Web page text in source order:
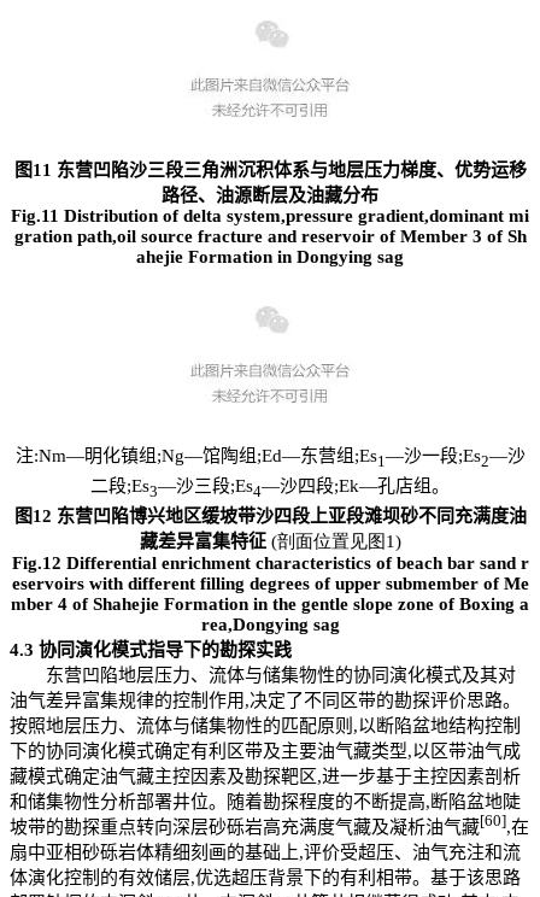
图11 东营凹陷沙三段三角洲沉积体系与地层压力梯度、优势运移
路径、油源断层及油藏分布
Fig.11 Distribution of delta system,pressure gradient,dominant mi
gration path,oil source fracture and reservoir of Member 3 of Sh
ahejie Formation in Dongying sag
注:Nm—明化镇组;Ng—馆陶组;Ed—东营组;Es1—沙一段;Es2—沙
二段;Es3—沙三段;Es4—沙四段;Ek—孔店组。
图12 东营凹陷博兴地区缓坡带沙四段上亚段滩坝砂不同充满度油
藏差异富集特征 (剖面位置见图1)
Fig.12 Differential enrichment characteristics of beach bar sand r
eservoirs with different filling degrees of upper submember of Me
mber 4 of Shahejie Formation in the gentle slope zone of Boxing a
rea,Dongying sag
4.3 协同演化模式指导下的勘探实践
东营凹陷地层压力、流体与储集物性的协同演化模式及其对
油气差异富集规律的控制作用,决定了不同区带的勘探评价思路。
按照地层压力、流体与储集物性的匹配原则,以断陷盆地结构控制
下的协同演化模式确定有利区带及主要油气藏类型,以区带油气成
藏模式确定油气藏主控因素及勘探靶区,进一步基于主控因素剖析
和储集物性分析部署井位。随着勘探程度的不断提高,断陷盆地陡
坡带的勘探重点转向深层砂砾岩高充满度气藏及凝析油气藏[60],在
扇中亚相砂砾岩体精细刻画的基础上,评价受超压、油气充注和流
体演化控制的有效储层,优选超压背景下的有利相带。基于该思路